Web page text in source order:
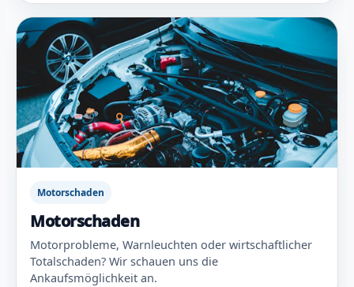
Motorschaden
Motorschaden
Motorprobleme, Warnleuchten oder wirtschaftlicher
Totalschaden? Wir schauen uns die
Ankaufsmöglichkeit an.